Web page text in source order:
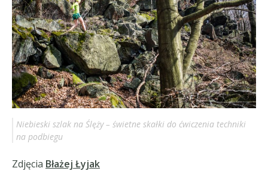
Niebieski szlak na Ślęży – świetne skałki do ćwiczenia techniki
na podbiegu
Zdjęcia Błażej Łyjak